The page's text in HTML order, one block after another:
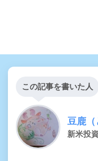
この記事を書いた人
豆鹿（
新米投